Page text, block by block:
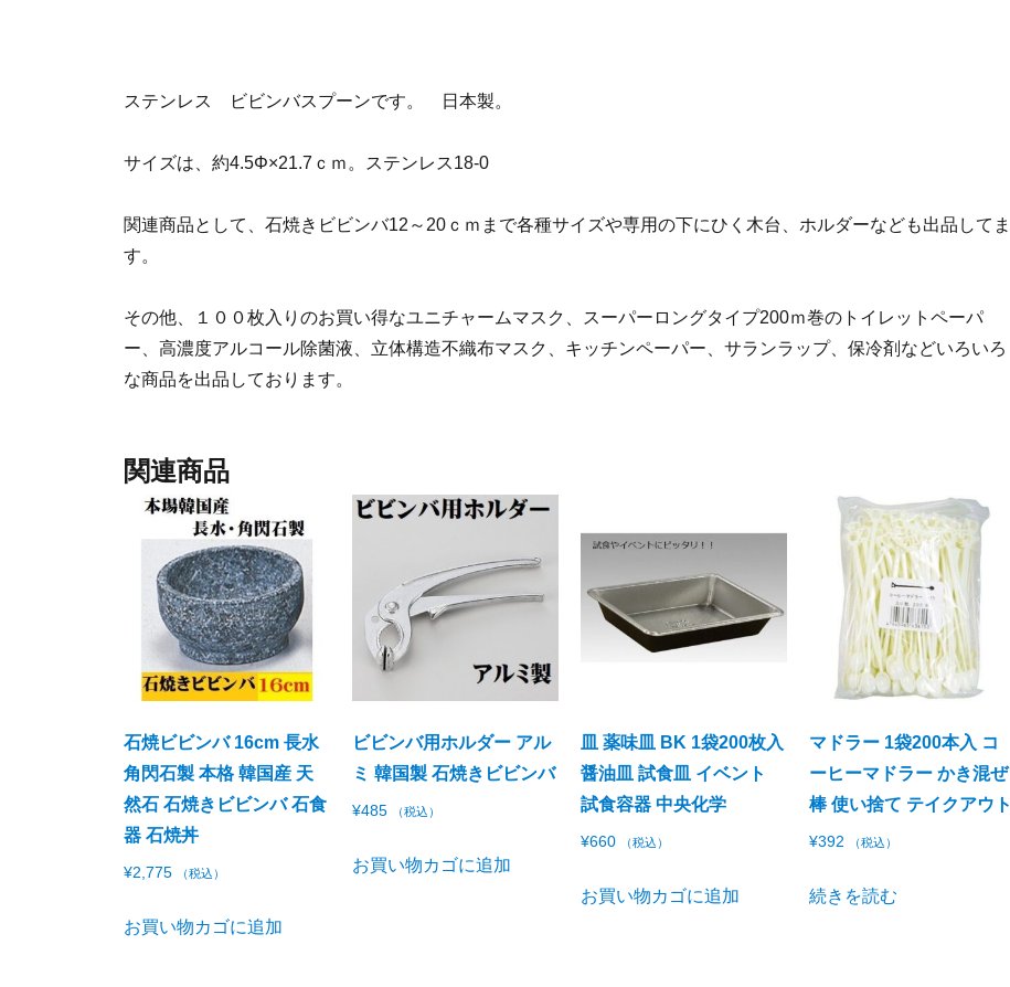
ステンレス ビビンバスプーンです。 日本製。
サイズは、約4.5Φ×21.7ｃｍ。ステンレス18-0
関連商品として、石焼きビビンバ12～20ｃｍまで各種サイズや専用の下にひく木台、ホルダーなども出品してま
す。
その他、１００枚入りのお買い得なユニチャームマスク、スーパーロングタイプ200ｍ巻のトイレットペーパ
ー、高濃度アルコール除菌液、立体構造不織布マスク、キッチンペーパー、サランラップ、保冷剤などいろいろ
な商品を出品しております。
関連商品
石焼ビビンバ 16cm 長水
角閃石製 本格 韓国産 天
然石 石焼きビビンバ 石食
器 石焼丼
¥2,775 （税込）
お買い物カゴに追加
ビビンバ用ホルダー アル
ミ 韓国製 石焼きビビンバ
¥485 （税込）
お買い物カゴに追加
皿 薬味皿 BK 1袋200枚入
醤油皿 試食皿 イベント
試食容器 中央化学
¥660 （税込）
お買い物カゴに追加
マドラー 1袋200本入 コ
ーヒーマドラー かき混ぜ
棒 使い捨て テイクアウト
¥392 （税込）
続きを読む